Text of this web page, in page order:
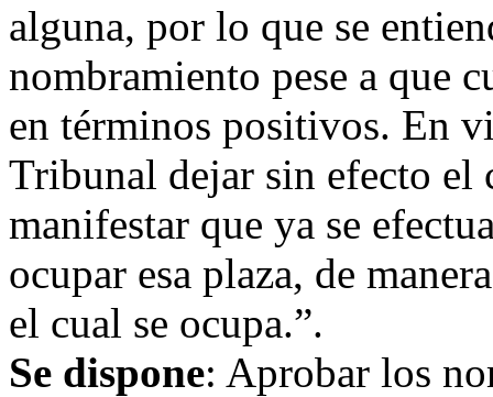
alguna, por lo que se
nombramiento pese a que
en términos positivos. En
Tribunal dejar sin efecto
manifestar que ya se
ocupar esa plaza, de
el cual se ocupa.”.
Se dispone: Aprobar los